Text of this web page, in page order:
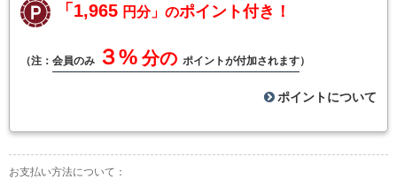
「1,965 円分」のポイント付き！
（注： 会員のみ ３% 分の ポイントが付加されます）
ポイントについて
お支払い方法について：